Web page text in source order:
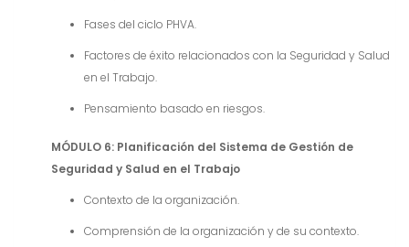
Fases del ciclo PHVA.
Factores de éxito relacionados con la Seguridad y Salud
en el Trabajo.
Pensamiento basado en riesgos.
MÓDULO 6: Planificación del Sistema de Gestión de
Seguridad y Salud en el Trabajo
Contexto de la organización.
Comprensión de la organización y de su contexto.